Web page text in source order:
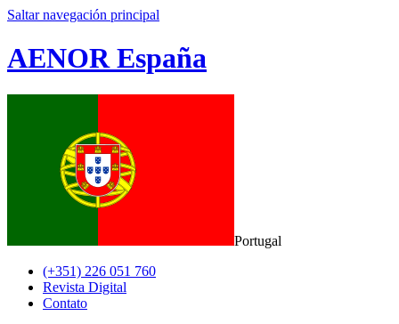
Saltar navegación principal
AENOR España
Portugal
(+351) 226 051 760
Revista Digital
Contato